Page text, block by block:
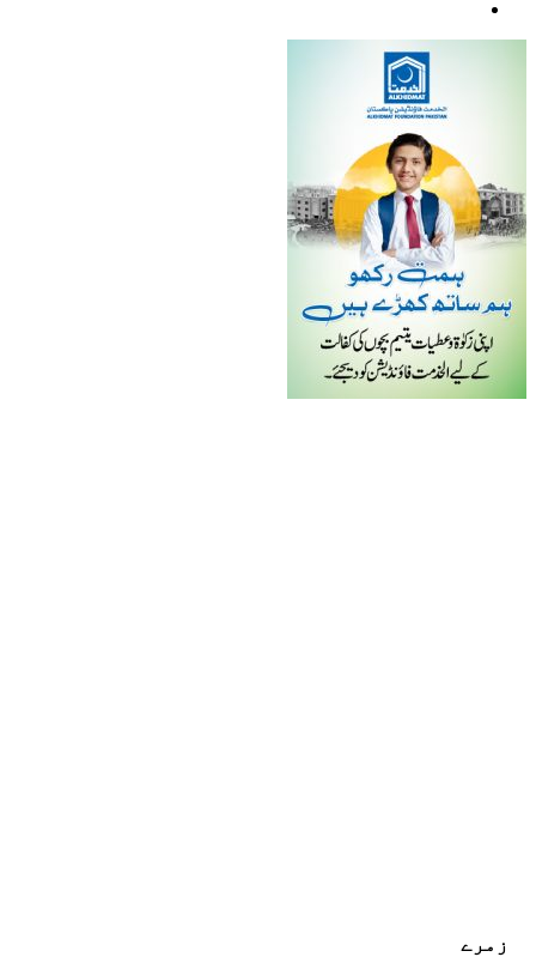
زمرے